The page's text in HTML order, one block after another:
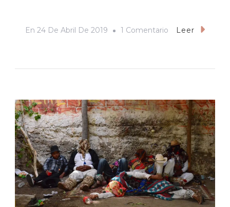
En 24 De Abril De 2019 1 Comentario En
O
Un
Compromiso
Social?
Leer